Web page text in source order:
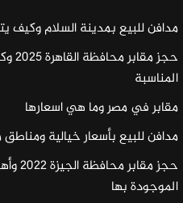
مدافن للبيع بمدينة السلام وكيف
حجز
المناسبة
مقابر في مصر وما هي اسعارها
مدافن للبيع بأسعار خيالية ومناطق
حجز مقابر
الموجودة بها